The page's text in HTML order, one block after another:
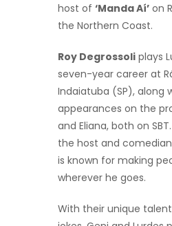
host of ‘Manda Aí’ on
the Northern Coast.
Roy Degrossoli plays
seven-year career at
Indaiatuba (SP), along
appearances on the
and Eliana, both on
the host and
is known for making
wherever he goes.
With their unique